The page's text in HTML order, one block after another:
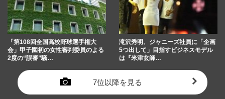
「第108回全国高校野球選手権大
会」甲子園初の女性審判委員のよる
2度の“誤審”騒…
滝沢秀明、ジャニーズ社員に「企画
5つ出して」目指すビジネスモデル
は『米津玄師…
7位以降を見る